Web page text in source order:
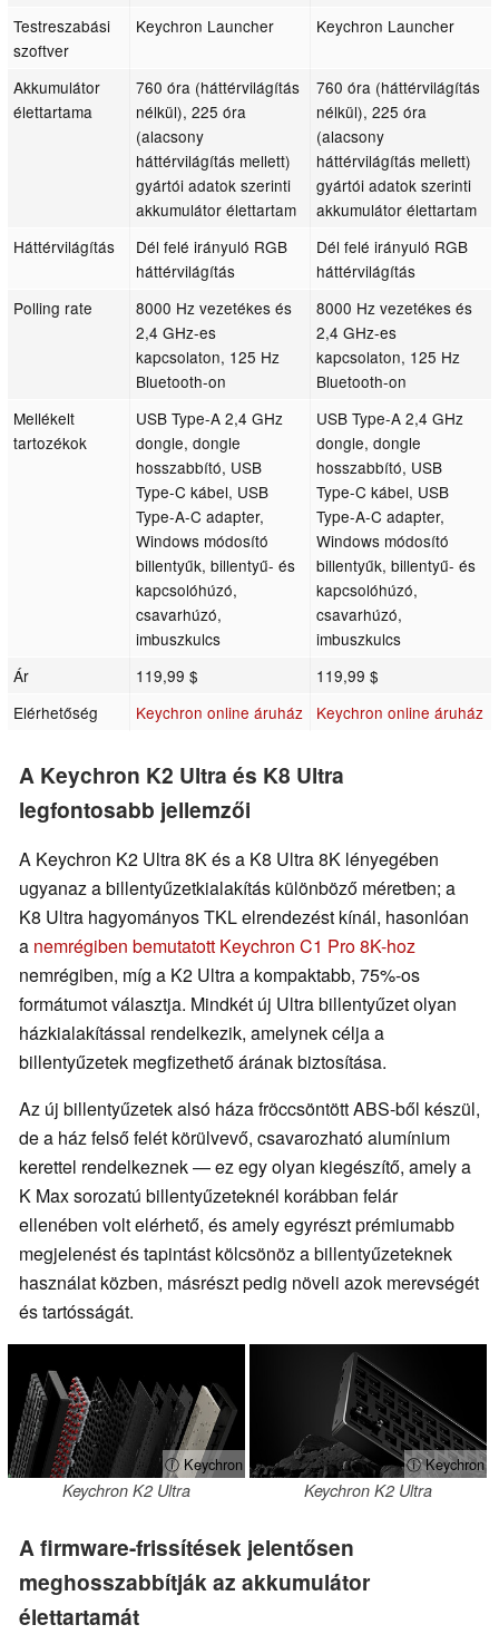
Testreszabási
szoftver
Keychron Launcher Keychron Launcher
Akkumulátor
élettartama
760 óra (háttérvilágítás
nélkül), 225 óra
(alacsony
háttérvilágítás mellett)
gyártói adatok szerinti
akkumulátor élettartam
760 óra (háttérvilágítás
nélkül), 225 óra
(alacsony
háttérvilágítás mellett)
gyártói adatok szerinti
akkumulátor élettartam
Háttérvilágítás
Dél felé irányuló RGB
háttérvilágítás
Dél felé irányuló RGB
háttérvilágítás
Polling rate
8000 Hz vezetékes és
2,4 GHz-es
kapcsolaton, 125 Hz
Bluetooth-on
8000 Hz vezetékes és
2,4 GHz-es
kapcsolaton, 125 Hz
Bluetooth-on
Mellékelt
tartozékok
USB Type-A 2,4 GHz
dongle, dongle
hosszabbító, USB
Type-C kábel, USB
Type-A-C adapter,
Windows módosító
billentyűk, billentyű- és
kapcsolóhúzó,
csavarhúzó,
imbuszkulcs
USB Type-A 2,4 GHz
dongle, dongle
hosszabbító, USB
Type-C kábel, USB
Type-A-C adapter,
Windows módosító
billentyűk, billentyű- és
kapcsolóhúzó,
csavarhúzó,
imbuszkulcs
Ár
119,99 $
119,99 $
Elérhetőség
Keychron online áruház Keychron online áruház
A Keychron K2 Ultra és K8 Ultra
legfontosabb jellemzői
A Keychron K2 Ultra 8K és a K8 Ultra 8K lényegében
ugyanaz a billentyűzetkialakítás különböző méretben; a
K8 Ultra hagyományos TKL elrendezést kínál, hasonlóan
a nemrégiben bemutatott Keychron C1 Pro 8K-hoz
nemrégiben, míg a K2 Ultra a kompaktabb, 75%-os
formátumot választja. Mindkét új Ultra billentyűzet olyan
házkialakítással rendelkezik, amelynek célja a
billentyűzetek megfizethető árának biztosítása.
Az új billentyűzetek alsó háza fröccsöntött ABS-ből készül,
de a ház felső felét körülvevő, csavarozható alumínium
kerettel rendelkeznek — ez egy olyan kiegészítő, amely a
K Max sorozatú billentyűzeteknél korábban felár
ellenében volt elérhető, és amely egyrészt prémiumabb
megjelenést és tapintást kölcsönöz a billentyűzeteknek
használat közben, másrészt pedig növeli azok merevségét
és tartósságát.
ⓘ Keychron
Keychron K2 Ultra
ⓘ Keychron
Keychron K2 Ultra
A firmware-frissítések jelentősen
meghosszabbítják az akkumulátor
élettartamát